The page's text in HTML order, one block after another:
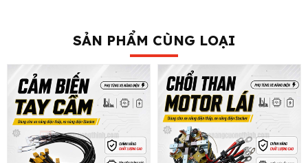
SẢN PHẨM CÙNG LOẠI